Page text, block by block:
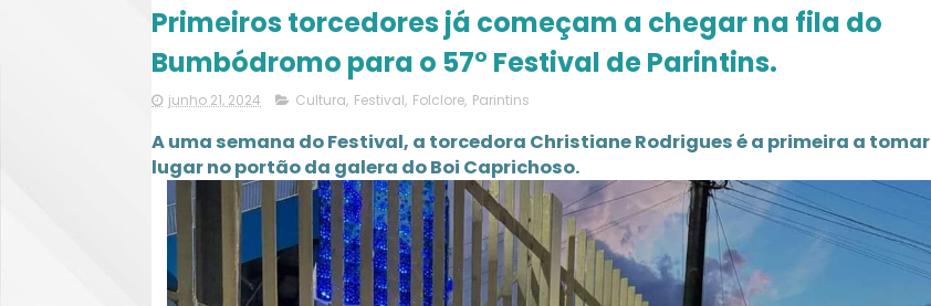
Primeiros torcedores já começam a chegar na fila do
Bumbódromo para o 57° Festival de Parintins.
junho 21, 2024 Cultura, Festival, Folclore, Parintins
A uma semana do Festival, a torcedora Christiane Rodrigues é a primeira a tomar
lugar no portão da galera do Boi Caprichoso.